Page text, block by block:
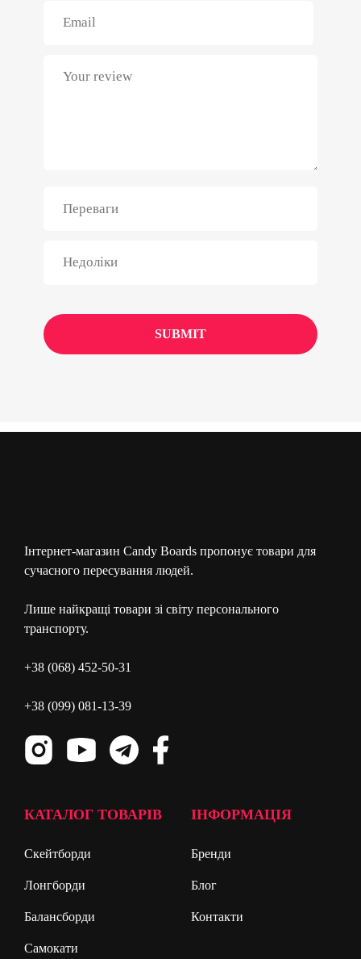
Інтернет-магазин Candy Boards пропонує товари для
сучасного пересування людей.
Лише найкращі товари зі світу персонального
транспорту.
+38 (068) 452-50-31
+38 (099) 081-13-39
КАТАЛОГ ТОВАРІВ
Скейтборди
Лонгборди
Балансборди
Самокати
ІНФОРМАЦІЯ
Бренди
Блог
Контакти